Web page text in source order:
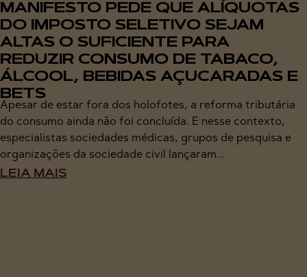
MANIFESTO PEDE QUE ALÍQUOTAS
DO IMPOSTO SELETIVO SEJAM
ALTAS O SUFICIENTE PARA
REDUZIR CONSUMO DE TABACO,
ÁLCOOL, BEBIDAS AÇUCARADAS E
BETS
Apesar de estar fora dos holofotes, a reforma tributária
do consumo ainda não foi concluída. E nesse contexto,
especialistas sociedades médicas, grupos de pesquisa e
organizações da sociedade civil lançaram...
LEIA MAIS